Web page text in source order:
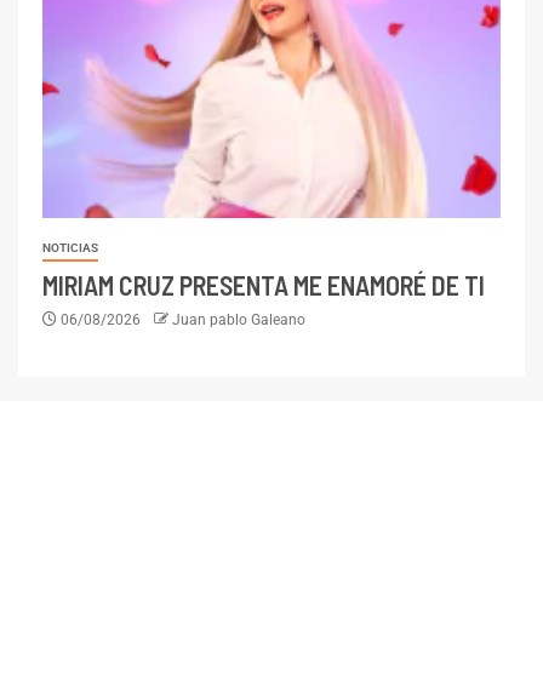
NOTICIAS
MIRIAM CRUZ PRESENTA ME ENAMORÉ DE TI
06/08/2026 Juan pablo Galeano